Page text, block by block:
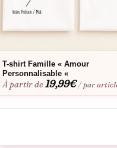
d’Assortis Moi. Il sera
T-shirt Famille « Amour
Personnalisable «
À partir de19,99€ / par